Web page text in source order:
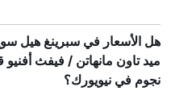
هل الأسعار في سبرينغ هيل
نجوم في نيويورك؟